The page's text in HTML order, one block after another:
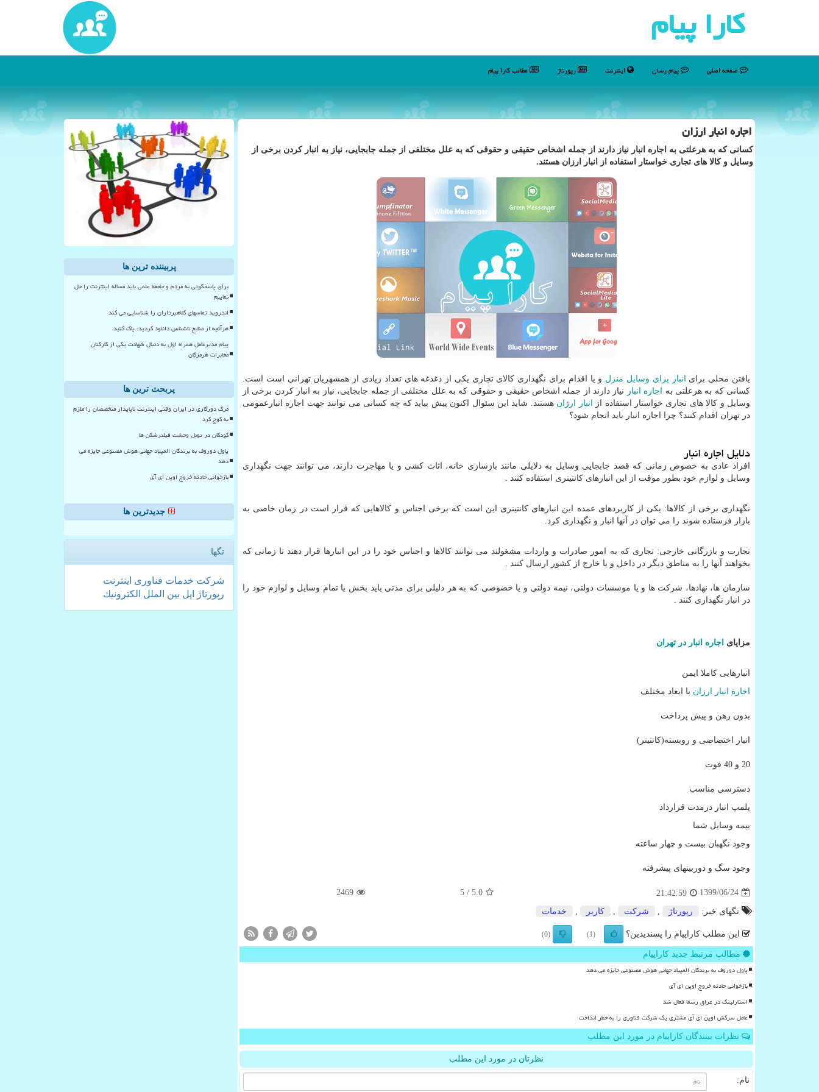
كارا پیام
صفحه اصلی پیام رسان اینترنت رپورتاژ مطالب كارا پیام
اجاره انبار ارزان
كسانی كه به هرعلتی به اجاره انبار نیاز دارند از جمله اشخاص حقیقی و حقوقی كه به علل مختلفی از جمله جابجایی، نیاز به انبار كردن برخی از
وسایل و كالا های تجاری خواستار استفاده از انبار ارزان هستند.
یافتن محلی برای انبار برای وسایل منزل و یا اقدام برای نگهداری کالای تجاری یکی از دغدغه های تعداد زیادی از همشهریان تهرانی است است.
کسانی که به هرعلتی به
اجاره انبار
نیاز دارند از جمله اشخاص حقیقی و حقوقی که به علل مختلفی از جمله جابجایی، نیاز به انبار کردن برخی از
وسایل و کالا های تجاری خواستار استفاده از
انبار ارزان هستند. شاید این سئوال اکنون پیش بیاید که چه کسانی می توانند جهت اجاره انبارعمومی
در تهران اقدام کنند؟ چرا اجاره انبار باید انجام شود؟
دلایل اجاره انبار
افراد عادی به خصوص زمانی که قصد جابجایی وسایل به دلایلی مانند بازسازی خانه، اثاث کشی و یا مهاجرت دارند، می توانند جهت نگهداری
وسایل و لوازم خود بطور موقت از این انبارهای کانتینری استفاده کنند .
نگهداری برخی از کالاها: یکی از کاربردهای عمده این انبارهای کانتینری این است که برخی اجناس و کالاهایی که قرار است در زمان خاصی به
بازار فرستاده شوند را می توان در آنها انبار و نگهداری کرد.
تجارت و بازرگانی خارجی: تجاری که به امور صادرات و واردات مشغولند می توانند کالاها و اجناس خود را در این انبارها قرار دهند تا زمانی که
بخواهند آنها را به مناطق دیگر در داخل و یا خارج از کشور ارسال کنند .
سازمان ها، نهادها، شرکت ها و یا موسسات دولتی، نیمه دولتی و یا خصوصی که به هر دلیلی برای مدتی باید بخش یا تمام وسایل و لوازم خود را
در انبار نگهداری کنند .
مزایای اجاره انبار در تهران
انبارهایی کاملا ایمن
اجاره انبار ارزان با ابعاد مختلف
بدون رهن و پیش پرداخت
انبار اختصاصی و روبسته(کانتینر)
20 و 40 فوت
دسترسی مناسب
پلمپ انبار درمدت قرارداد
بیمه وسایل شما
وجود نگهبان بیست و چهار ساعته
وجود سگ و دوربینهای پیشرفته
1399/06/24
21:42:59
5.0
/ 5
2469
تگهای خبر: رپورتاژ شركت كاربر خدمات
این مطلب کاراپیام را پسندیدین؟ (1)
(0)
مطالب مرتبط جدید کاراپیام
پاول دوروف به برندگان المپیاد جهانی هوش مصنوعی جایزه می دهد
بازخوانی حادثه خروج اوپن ای آی
استارلینک در عراق رسما فعال شد
عامل سرکش اوپن ای آی مشتری یک شرکت فناوری را به خطر انداخت
نظرات بینندگان کاراپیام در مورد این مطلب
نظرتان در مورد این مطلب
نام:
پربیننده ترین ها
برای پاسخگویی به مردم و جامعه علمی باید مساله اینترنت را حل
نماییم
اندروید تماسهای کلاهبرداران را شناسایی می کند
هرآنچه از منابع ناشناس دانلود کردید، پاک کنید
پیام مدیرعامل همراه اول به دنبال شهادت یکی از کارکنان
مخابرات هرمزگان
پربحث ترین ها
مرگ دورکاری در ایران وقتی اینترنت ناپایدار متخصصان را ملزم
به کوچ کرد
کودکان در تونل وحشت فیلترشکن ها
پاول دوروف به برندگان المپیاد جهانی هوش مصنوعی جایزه می
دهد
بازخوانی حادثه خروج اوپن ای آی
جدیدترین ها
تگها
شركت خدمات فناوری اینترنت
رپورتاژ
اپل بین الملل الكترونیك